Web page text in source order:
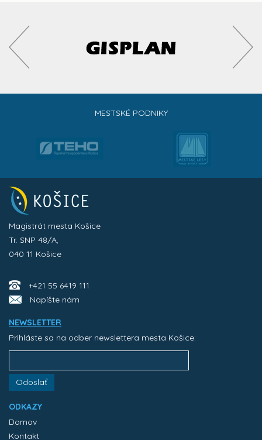
MESTSKÉ PODNIKY
Magistrát mesta Košice
Tr. SNP 48/A,
040 11 Košice
+421 55 6419 111
Napíšte nám
NEWSLETTER
Prihláste sa na odber newslettera mesta Košice:
Odoslať
ODKAZY
Domov
Kontakt